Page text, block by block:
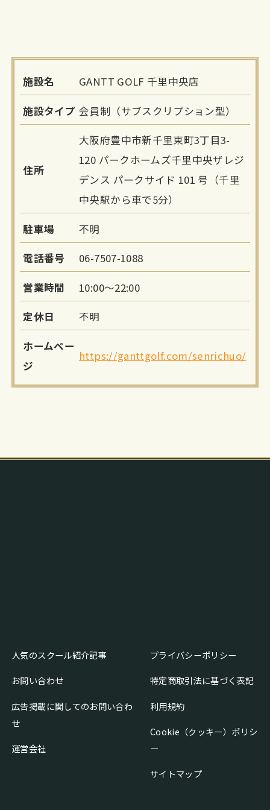
施設名 GANTT GOLF 千里中央店
施設タイプ 会員制（サブスクリプション型）
住所
大阪府豊中市新千里東町3丁目3-
120 パークホームズ千里中央ザレジ
デンス パークサイド 101 号（千里
中央駅から車で5分）
駐車場 不明
電話番号 06-7507-1088
営業時間 10:00～22:00
定休日 不明
ホームペー
ジ
https://ganttgolf.com/senrichuo/
人気のスクール紹介記事
お問い合わせ
広告掲載に関してのお問い合わ
せ
運営会社
プライバシーポリシー
特定商取引法に基づく表記
利用規約
Cookie（クッキー）ポリシ
ー
サイトマップ